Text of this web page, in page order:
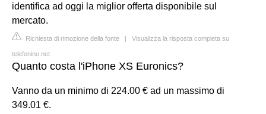
identifica ad oggi la miglior offerta disponibile sul
mercato.
Richiesta di rimozione della fonte | Visualizza la risposta completa su
telefonino.net
Quanto costa l'iPhone XS Euronics?
Vanno da un minimo di 224.00 € ad un massimo di
349.01 €.